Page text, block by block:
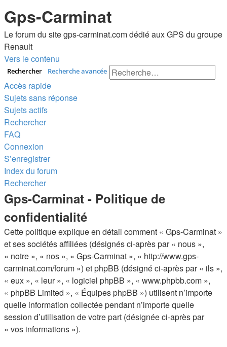
Gps-Carminat
Le forum du site gps-carminat.com dédié aux GPS du groupe
Renault
Vers le contenu
Rechercher Recherche avancée
Accès rapide
Sujets sans réponse
Sujets actifs
Rechercher
FAQ
Connexion
S’enregistrer
Index du forum
Rechercher
Gps-Carminat - Politique de
confidentialité
Cette politique explique en détail comment « Gps-Carminat »
et ses sociétés affiliées (désignés ci-après par « nous »,
« notre », « nos », « Gps-Carminat », « http://www.gps-
carminat.com/forum ») et phpBB (désigné ci-après par « ils »,
« eux », « leur », « logiciel phpBB », « www.phpbb.com »,
« phpBB Limited », « Équipes phpBB ») utilisent n’importe
quelle information collectée pendant n’importe quelle
session d’utilisation de votre part (désignée ci-après par
« vos informations »).